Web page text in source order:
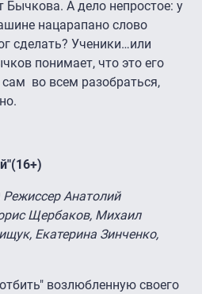
Бычкова. А дело непростое: у
нацарапано слово
сделать? Ученики…или
понимает, что это его
во всем разобраться,
Анатолий
Щербаков, Михаил
Екатерина Зинченко,
возлюбленную своего